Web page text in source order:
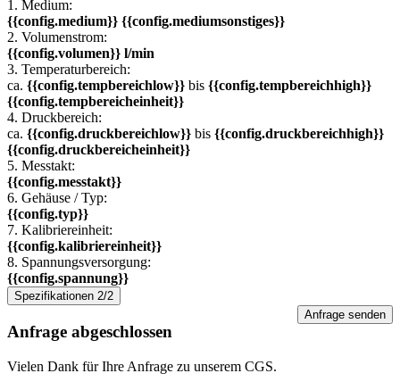
1. Medium:
{{config.medium}} {{config.mediumsonstiges}}
2. Volumenstrom:
{{config.volumen}} l/min
3. Temperaturbereich:
ca. {{config.tempbereichlow}} bis {{config.tempbereichhigh}}
{{config.tempbereicheinheit}}
4. Druckbereich:
ca. {{config.druckbereichlow}} bis {{config.druckbereichhigh}}
{{config.druckbereicheinheit}}
5. Messtakt:
{{config.messtakt}}
6. Gehäuse / Typ:
{{config.typ}}
7. Kalibriereinheit:
{{config.kalibriereinheit}}
8. Spannungsversorgung:
{{config.spannung}}
Spezifikationen 2/2
Anfrage senden
Anfrage abgeschlossen
Vielen Dank für Ihre Anfrage zu unserem CGS.